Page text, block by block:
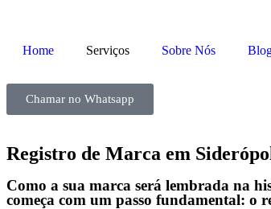
Home Serviços Sobre Nós
Chamar no Whatsapp
Registro de Marca em
Como a sua marca será lembrada na
começa com um passo fundamental: o